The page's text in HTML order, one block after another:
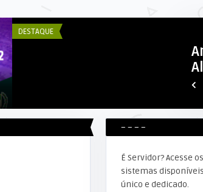
DESTAQUE
– – – –
É Servidor? Acesse
sistemas
único e dedicado.